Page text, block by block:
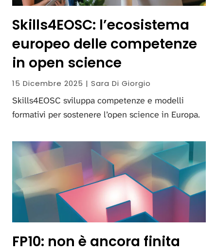
Skills4EOSC: l’ecosistema
europeo delle competenze
in open science
15 Dicembre 2025 | Sara Di Giorgio
Skills4EOSC sviluppa competenze e modelli
formativi per sostenere l’open science in Europa.
FP10: non è ancora finita